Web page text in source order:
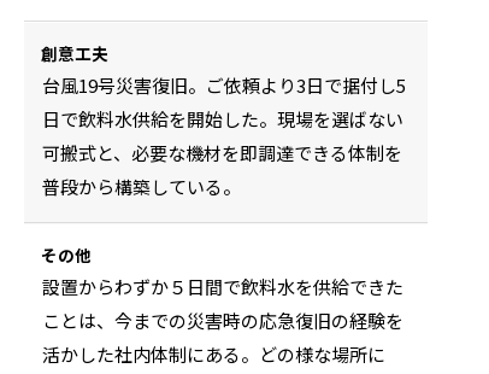
創意工夫
台風19号災害復旧。ご依頼より3日で据付し5
日で飲料水供給を開始した。現場を選ばない
可搬式と、必要な機材を即調達できる体制を
普段から構築している。
その他
設置からわずか５日間で飲料水を供給できた
ことは、今までの災害時の応急復旧の経験を
活かした社内体制にある。どの様な場所に